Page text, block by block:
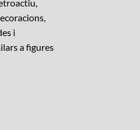
i
a figures